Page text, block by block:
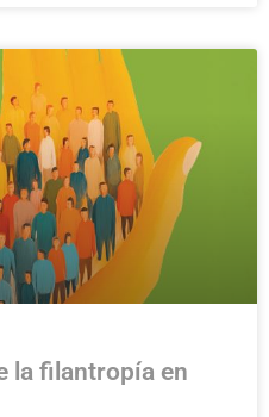
la filantropía en